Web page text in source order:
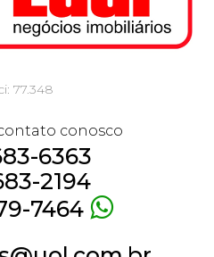
77.348
conosco
6363
2194
7464